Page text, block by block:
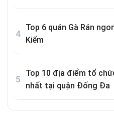
Top 6 quán Gà Rán
Kiếm
Top 10 địa điểm tổ
nhất tại quận Đống Đa